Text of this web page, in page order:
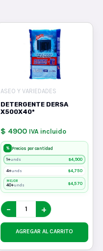
ASEO Y VARIEDADES
DETERGENTE DERSA
X500X40*
$ 4900 IVA incluido
% Precios por cantidad
1+unds $4,900
4+unds $4,750
MEJOR
40+unds $4,570
− +
AGREGAR AL CARRITO